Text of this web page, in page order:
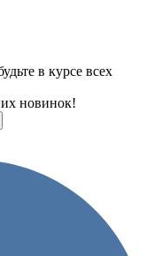
в курсе всех
новинок!